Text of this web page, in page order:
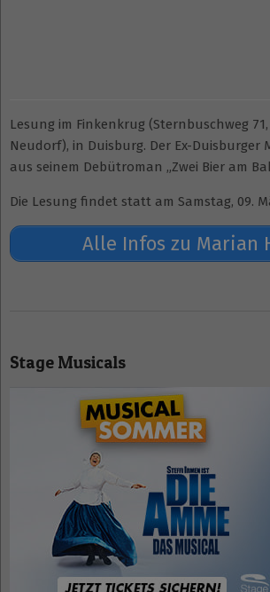
Lesung im Finkenkrug (Sternbuschweg
Neudorf), in Duisburg. Der Ex-Duisburger
aus seinem Debütroman „Zwei Bier am
Die Lesung findet statt am Samstag, 09.
Alle Infos zu Marian
29
Stage Musicals